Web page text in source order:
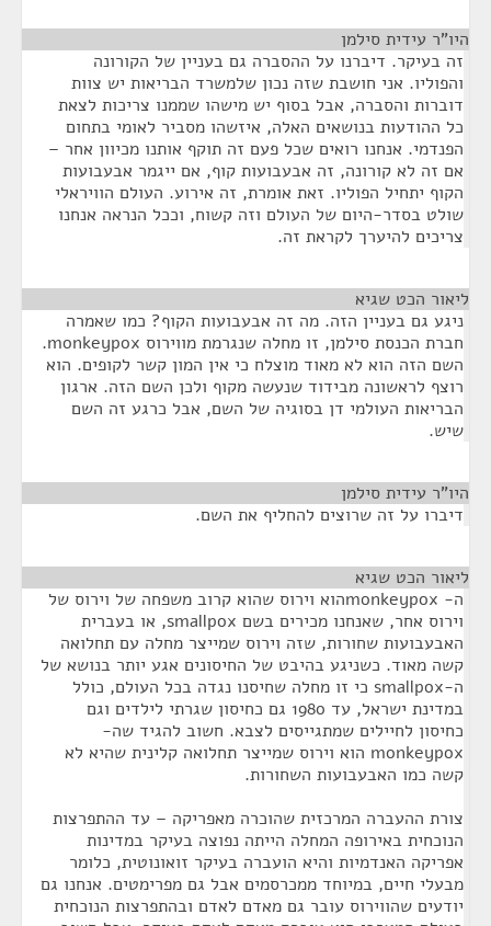
היו"ר עידית סילמן
זה בעיקר. דיברנו על ההסברה גם בעניין של הקורונה
והפוליו. אני חושבת שזה נכון שלמשרד הבריאות יש צוות
דוברות והסברה, אבל בסוף יש מישהו שממנו צריכות לצאת
כל ההודעות בנושאים האלה, איזשהו מסביר לאומי בתחום
הפנדמי. אנחנו רואים שכל פעם זה תוקף אותנו מכיוון אחר –
אם זה לא קורונה, זה אבעבועות קוף, אם ייגמר אבעבועות
הקוף יתחיל הפוליו. זאת אומרת, זה אירוע. העולם הוויראלי
שולט בסדר-היום של העולם וזה קשוח, וככל הנראה אנחנו
צריכים להיערך לקראת זה.
ליאור הכט שגיא
ניגע גם בעניין הזה. מה זה אבעבועות הקוף? כמו שאמרה
חברת הכנסת סילמן, זו מחלה שנגרמת מווירוס monkeypox.
השם הזה הוא לא מאוד מוצלח כי אין המון קשר לקופים. הוא
רוצף לראשונה מבידוד שנעשה מקוף ולכן השם הזה. ארגון
הבריאות העולמי דן בסוגיה של השם, אבל כרגע זה השם
שיש.
היו"ר עידית סילמן
דיברו על זה שרוצים להחליף את השם.
ליאור הכט שגיא
ה- monkeypoxהוא וירוס שהוא קרוב משפחה של וירוס של
וירוס אחר, שאנחנו מכירים בשם smallpox, או בעברית
האבעבועות שחורות, שזה וירוס שמייצר מחלה עם תחלואה
קשה מאוד. כשניגע בהיבט של החיסונים אגע יותר בנושא של
ה-smallpox כי זו מחלה שחיסנו נגדה בכל העולם, כולל
במדינת ישראל, עד 1980 גם כחיסון שגרתי לילדים וגם
כחיסון לחיילים שמתגייסים לצבא. חשוב להגיד שה-
monkeypox הוא וירוס שמייצר תחלואה קלינית שהיא לא
קשה כמו האבעבועות השחורות.
צורת ההעברה המרכזית שהוכרה מאפריקה – עד ההתפרצות
הנוכחית באירופה המחלה הייתה נפוצה בעיקר במדינות
אפריקה האנדמיות והיא הועברה בעיקר זואונוטית, כלומר
מבעלי חיים, במיוחד ממכרסמים אבל גם מפרימטים. אנחנו גם
יודעים שהווירוס עובר גם מאדם לאדם ובהתפרצות הנוכחית